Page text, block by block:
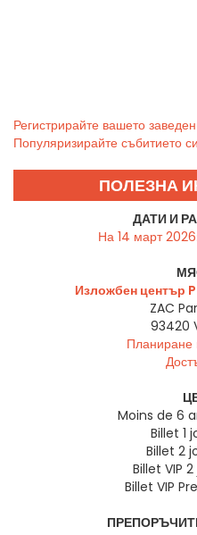
Регистрирайте вашето
Популяризирайте събитието
ПОЛЕЗНА
ДАТИ И
На 14 март
Изложбен център
ZAC
93420
Планиране
Moins de 6
Billet 1
Billet 2
Billet VIP
Billet VIP